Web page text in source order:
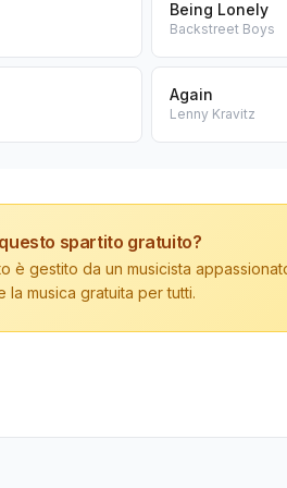
Being Lonely
Backstreet Boys
Again
Lenny Kravitz
spartito gratuito?
è gestito da un musicista
la musica gratuita per tutti.